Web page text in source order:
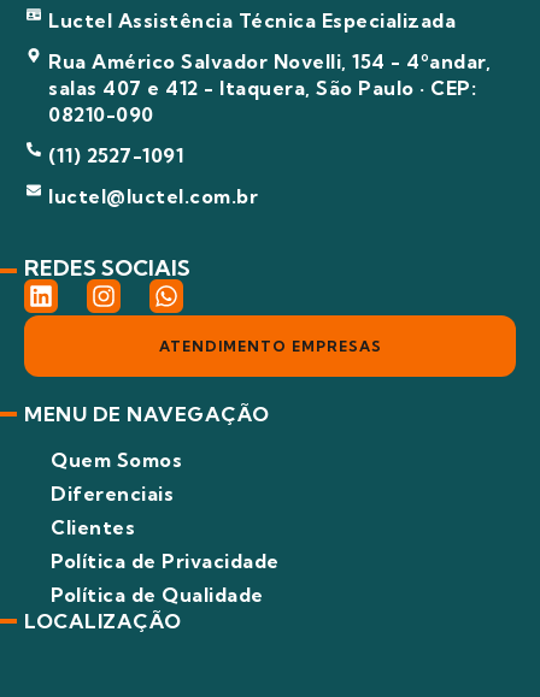
Luctel Assistência Técnica Especializada
Rua Américo Salvador Novelli, 154 - 4ºandar,
salas 407 e 412 - Itaquera, São Paulo · CEP:
08210-090
(11) 2527-1091
luctel@luctel.com.br
REDES SOCIAIS
L
i
e
d
n
I
n
a
g
a
W
h
a
s
a
p
MENU DE NAVEGAÇÃO
Quem Somos
Diferenciais
Clientes
Política de Privacidade
Política de Qualidade
ATENDIMENTO EMPRESAS
LOCALIZAÇÃO